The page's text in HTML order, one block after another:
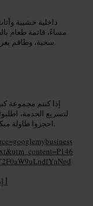
داخلية خشبية
مساءً، قائمة طعام
سخية، وطاقم يعرض توصيات مشروبات وطعام دون ضجيج أو إزعاج.
إذا كنتم مجموعة
لتسريع الخدمة،
احجزوا طاولة مبكراً لمساءات عطلات نهاية الأسبوع لتجنب الانتظار.